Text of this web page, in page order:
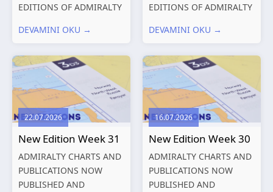
EDITIONS OF ADMIRALTY
PUBLICATIONS New
Charts published 13
August 2026 Chart
Title, limits
and other remarks
319
International chart
DEVAMINI OKU →
EDITIONS OF ADMIRALTY
PUBLICATIONS New
Charts published 06
August 2026 Chart Title,
limits and other remarks
1602 China – Chang...
DEVAMINI OKU →
22.07.2026
New Edition Week 31
ADMIRALTY CHARTS AND
PUBLICATIONS NOW
PUBLISHED AND
16.07.2026
New Edition Week 30
ADMIRALTY CHARTS AND
PUBLICATIONS NOW
PUBLISHED AND